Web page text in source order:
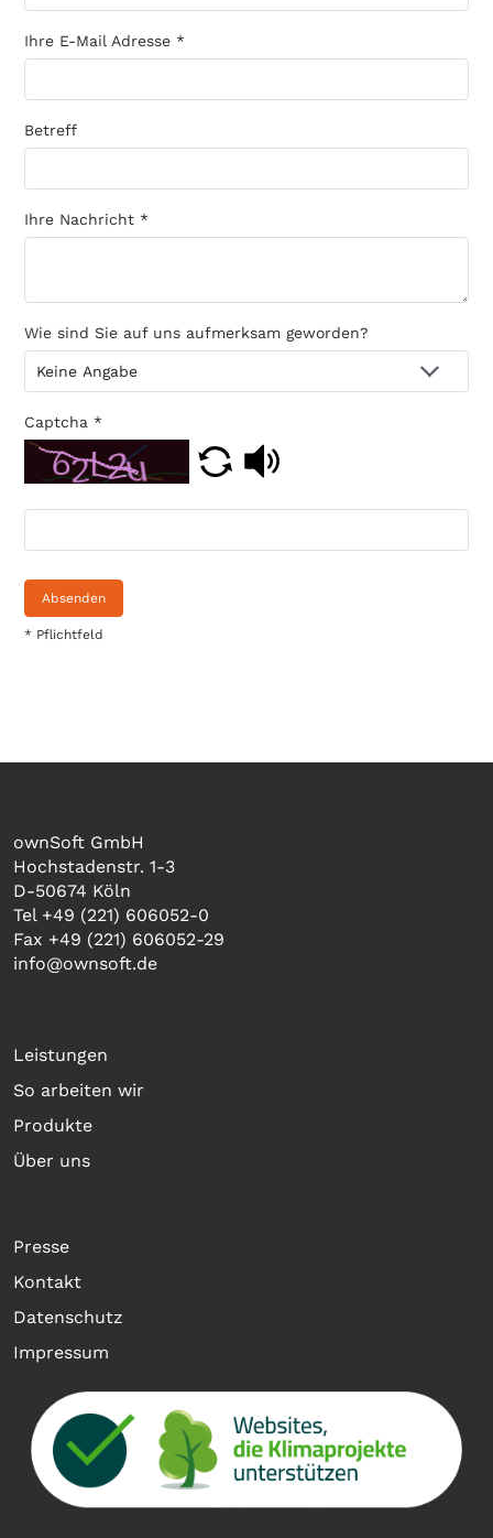
Ihre E-Mail Adresse *
Betreff
Ihre Nachricht *
Wie sind Sie auf uns aufmerksam geworden?
Captcha *
Absenden
* Pflichtfeld
ownSoft GmbH
Hochstadenstr. 1-3
D-50674 Köln
Tel +49 (221) 606052-0
Fax +49 (221) 606052-29
info@ownsoft.de
Leistungen
So arbeiten wir
Produkte
Über uns
Presse
Kontakt
Datenschutz
Impressum